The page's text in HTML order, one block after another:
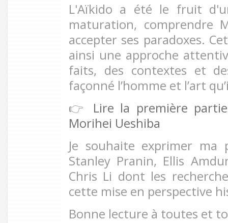
L'Aïkido a été le fruit
maturation, comprendre
accepter ses paradoxes.
ainsi une approche
faits, des contextes et
façonné l’homme et l’art
👉 Lire la première
Morihei Ueshiba
Je souhaite exprimer
Stanley Pranin, Ellis
Chris Li dont les
cette mise en perspective
Bonne lecture à toutes et